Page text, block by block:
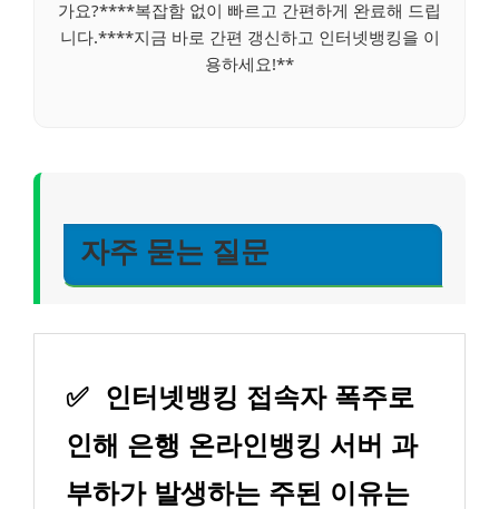
가요?****복잡함 없이 빠르고 간편하게 완료해 드립
니다.****지금 바로 간편 갱신하고 인터넷뱅킹을 이
용하세요!**
자주 묻는 질문
✅
인터넷뱅킹 접속자 폭주로
인해 은행 온라인뱅킹 서버 과
부하가 발생하는 주된 이유는